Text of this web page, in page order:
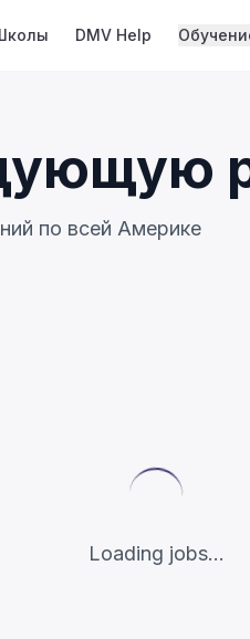
DMV Help
по всей Америке
Loading jobs...